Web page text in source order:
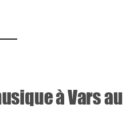
à Vars au